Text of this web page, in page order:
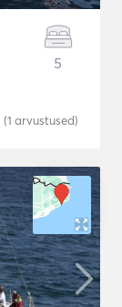
5
(1 arvustused)